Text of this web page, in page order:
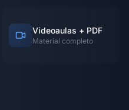
Videoaulas + PDF
Material completo